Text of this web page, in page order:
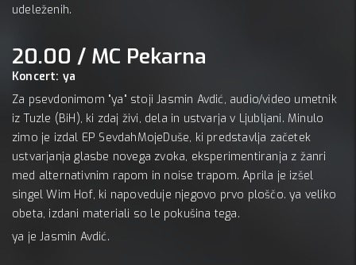
udeleženih.
20.00 / MC Pekarna
Koncert: ya
Za psevdonimom "ya" stoji Jasmin Avdić, audio/video umetnik
iz Tuzle (BiH), ki zdaj živi, dela in ustvarja v Ljubljani. Minulo
zimo je izdal EP SevdahMojeDuše, ki predstavlja začetek
ustvarjanja glasbe novega zvoka, eksperimentiranja z žanri
med alternativnim rapom in noise trapom. Aprila je izšel
singel Wim Hof, ki napoveduje njegovo prvo ploščo. ya veliko
obeta, izdani materiali so le pokušina tega.
ya je Jasmin Avdić.